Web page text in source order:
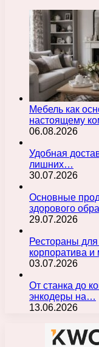
Мебель как
настоящему
06.08.2026
Удобная
лишних…
30.07.2026
Основные
здорового
29.07.2026
Рестораны
корпоратива и
03.07.2026
От станка до
энкодеры на…
13.06.2026